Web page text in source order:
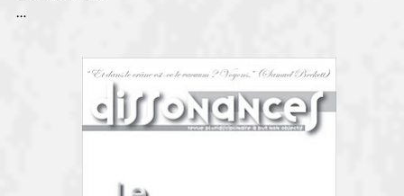
…